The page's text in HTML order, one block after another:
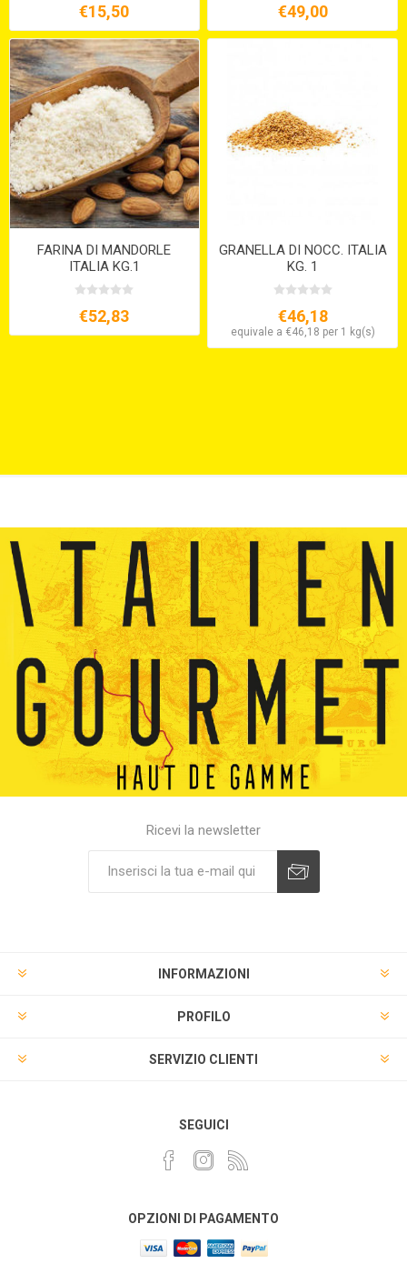
€15,50 €49,00
FARINA DI MANDORLE
ITALIA KG.1
€52,83
GRANELLA DI NOCC. ITALIA
KG. 1
€46,18
equivale a €46,18 per 1 kg(s)
Ricevi la newsletter
INFORMAZIONI
PROFILO
SERVIZIO CLIENTI
SEGUICI
OPZIONI DI PAGAMENTO